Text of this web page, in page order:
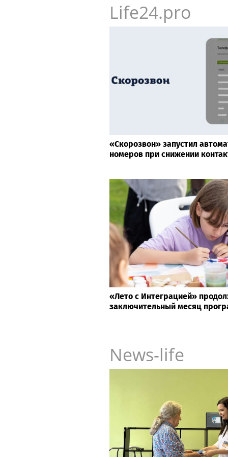
Life24.pro
«Скорозвон» запустил
номеров при снижении
«Лето с Интеграцией»
заключительный месяц
News-life